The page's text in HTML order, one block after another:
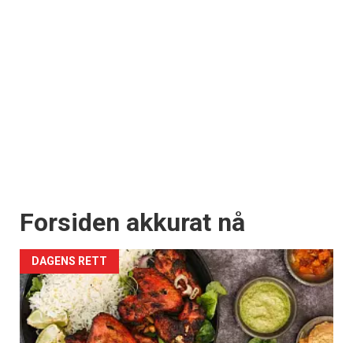
Forsiden akkurat nå
DAGENS RETT